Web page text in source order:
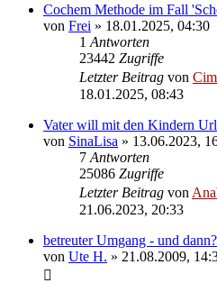
Cochem Methode im Fall
von Frei » 18.01.2025, 04:30
1 Antworten
23442 Zugriffe
Letzter Beitrag von
18.01.2025, 08:43
Vater will mit den Kindern
von SinaLisa » 13.06.2023,
7 Antworten
25086 Zugriffe
Letzter Beitrag von
21.06.2023, 20:33
betreuter Umgang - und dann?
von Ute H. » 21.08.2009,